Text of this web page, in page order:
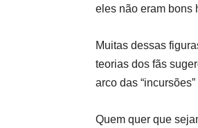
eles não eram bons
Muitas dessas
teorias dos fãs
arco das
Quem quer que